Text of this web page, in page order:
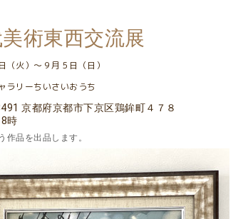
術東西交流展
（火）～９月５日（日）
リーちいさいおうち
京都府京都市下京区鶏鉾町４７８
時
作品を出品します。